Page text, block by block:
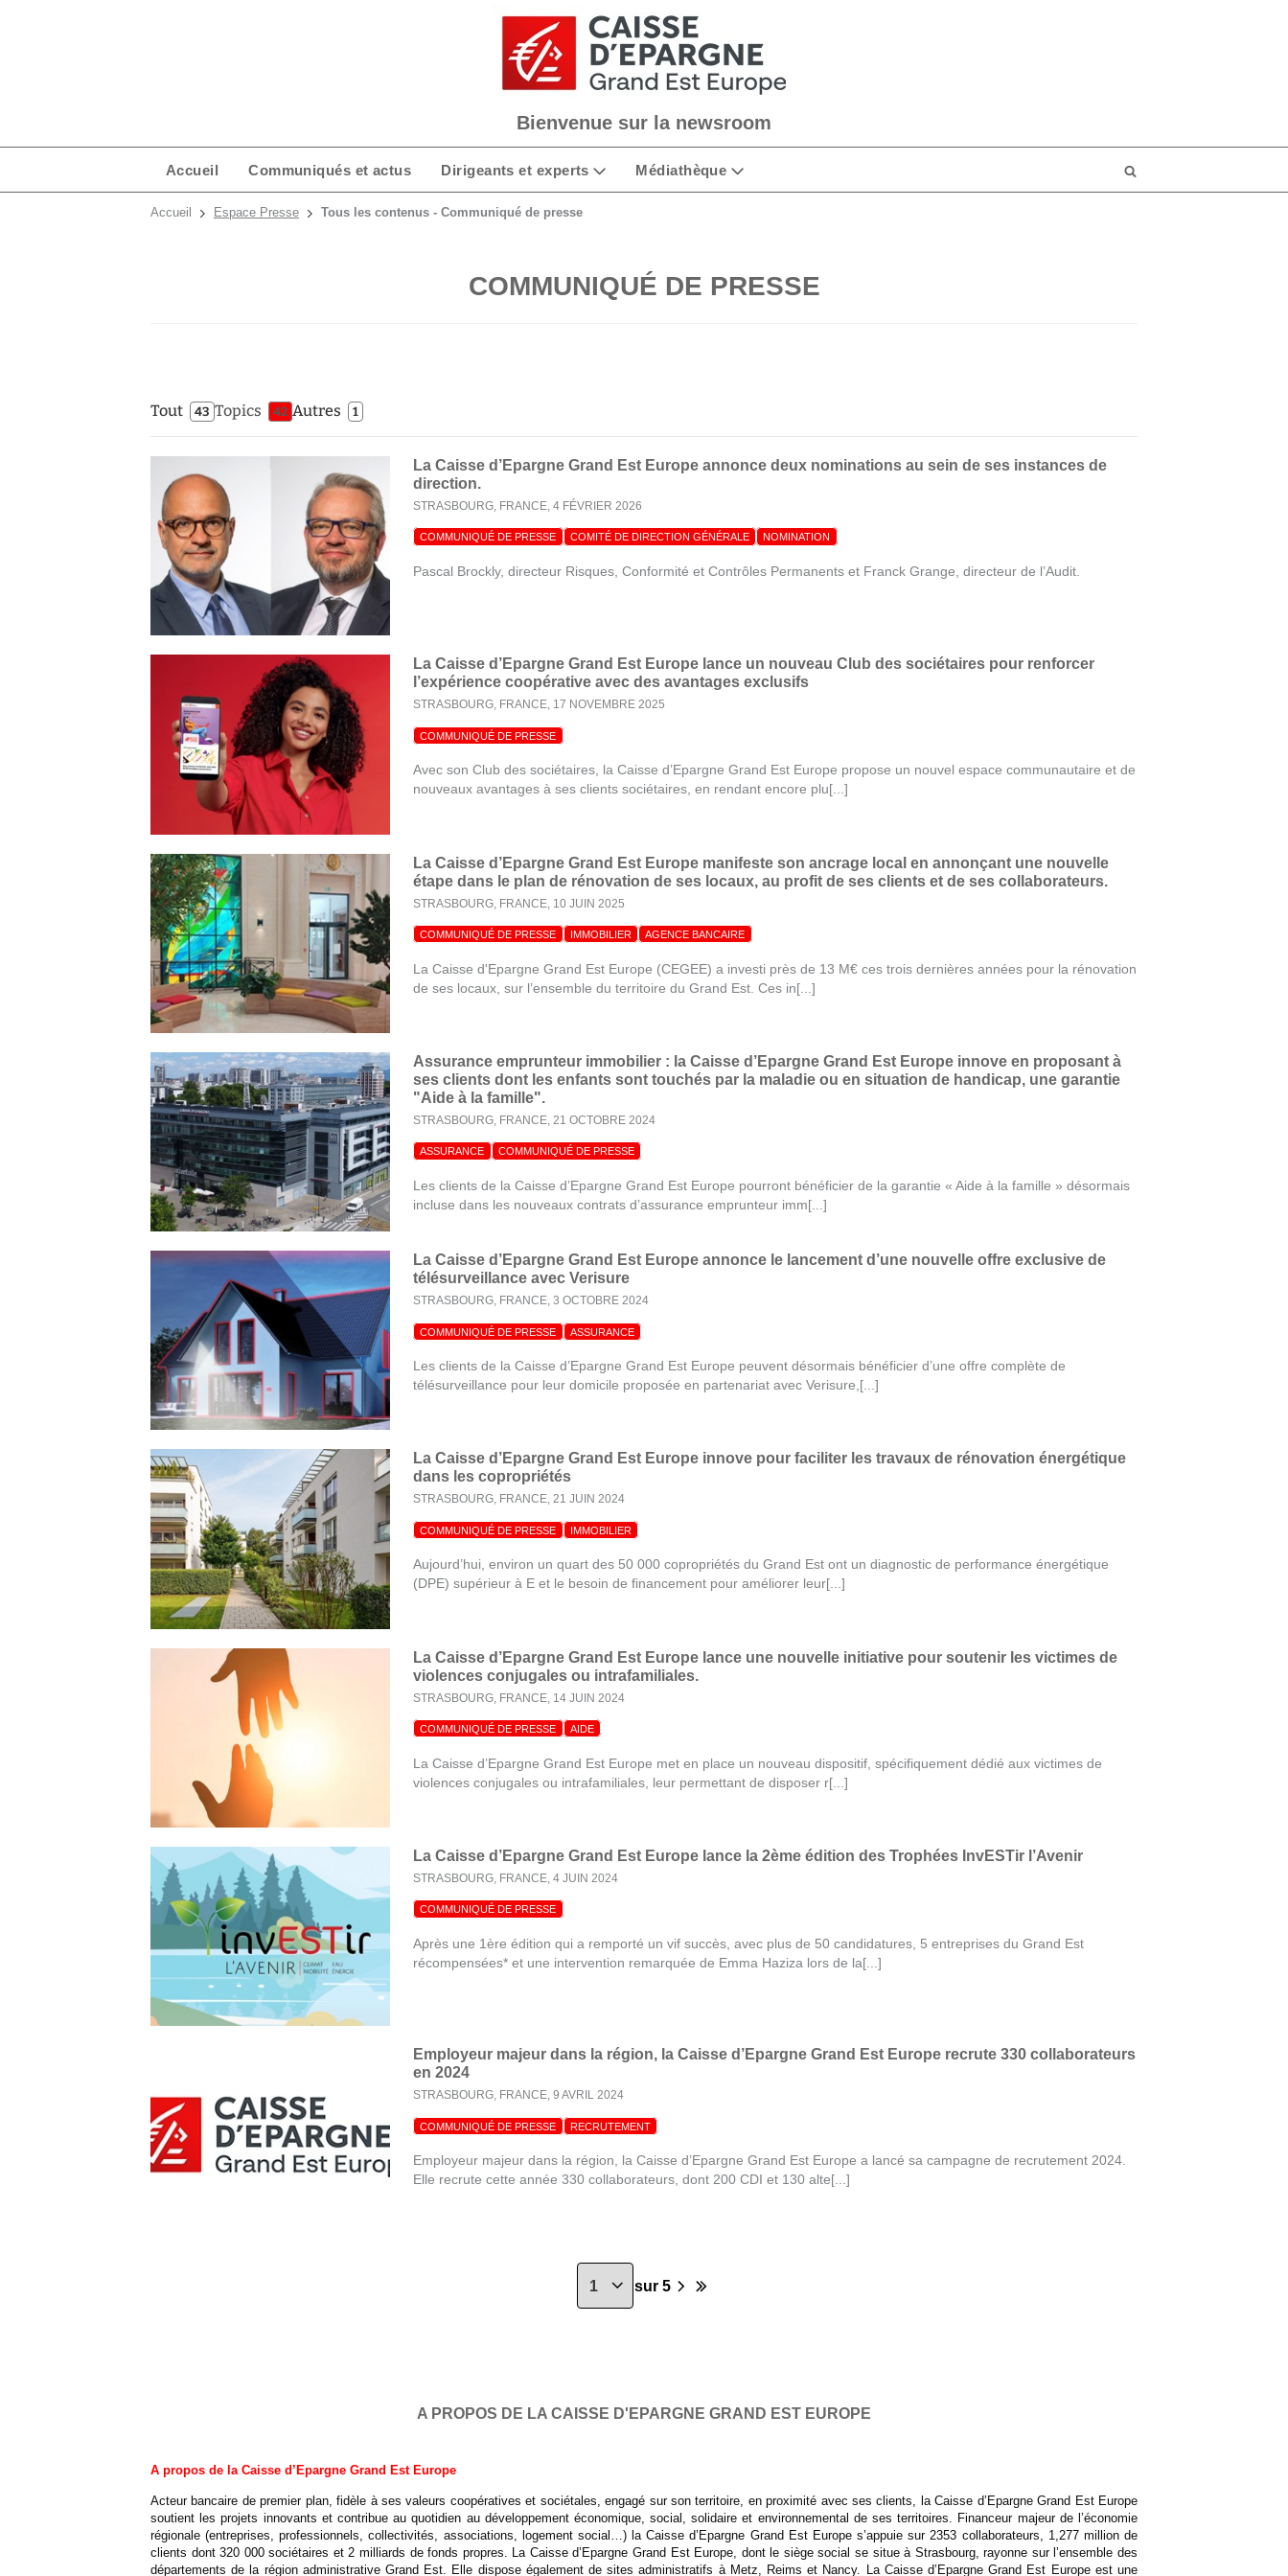
Bienvenue sur la newsroom
Accueil Communiqués et actus Dirigeants et experts Médiathèque
Accueil Espace Presse Tous les contenus - Communiqué de presse
COMMUNIQUÉ DE PRESSE
Tout 43 Topics 42 Autres 1
La Caisse d’Epargne Grand Est Europe annonce deux nominations au sein de ses instances de
direction.
STRASBOURG, FRANCE, 4 FÉVRIER 2026
COMMUNIQUÉ DE PRESSE COMITÉ DE DIRECTION GÉNÉRALE NOMINATION
Pascal Brockly, directeur Risques, Conformité et Contrôles Permanents et Franck Grange, directeur de l’Audit.
La Caisse d’Epargne Grand Est Europe lance un nouveau Club des sociétaires pour renforcer
l’expérience coopérative avec des avantages exclusifs
STRASBOURG, FRANCE, 17 NOVEMBRE 2025
COMMUNIQUÉ DE PRESSE
Avec son Club des sociétaires, la Caisse d’Epargne Grand Est Europe propose un nouvel espace communautaire et de
nouveaux avantages à ses clients sociétaires, en rendant encore plu[...]
La Caisse d’Epargne Grand Est Europe manifeste son ancrage local en annonçant une nouvelle
étape dans le plan de rénovation de ses locaux, au profit de ses clients et de ses collaborateurs.
STRASBOURG, FRANCE, 10 JUIN 2025
COMMUNIQUÉ DE PRESSE IMMOBILIER AGENCE BANCAIRE
La Caisse d'Epargne Grand Est Europe (CEGEE) a investi près de 13 M€ ces trois dernières années pour la rénovation
de ses locaux, sur l’ensemble du territoire du Grand Est. Ces in[...]
Assurance emprunteur immobilier : la Caisse d’Epargne Grand Est Europe innove en proposant à
ses clients dont les enfants sont touchés par la maladie ou en situation de handicap, une garantie
"Aide à la famille".
STRASBOURG, FRANCE, 21 OCTOBRE 2024
ASSURANCE COMMUNIQUÉ DE PRESSE
Les clients de la Caisse d’Epargne Grand Est Europe pourront bénéficier de la garantie « Aide à la famille » désormais
incluse dans les nouveaux contrats d’assurance emprunteur imm[...]
La Caisse d’Epargne Grand Est Europe annonce le lancement d’une nouvelle offre exclusive de
télésurveillance avec Verisure
STRASBOURG, FRANCE, 3 OCTOBRE 2024
COMMUNIQUÉ DE PRESSE ASSURANCE
Les clients de la Caisse d’Epargne Grand Est Europe peuvent désormais bénéficier d’une offre complète de
télésurveillance pour leur domicile proposée en partenariat avec Verisure,[...]
La Caisse d’Epargne Grand Est Europe innove pour faciliter les travaux de rénovation énergétique
dans les copropriétés
STRASBOURG, FRANCE, 21 JUIN 2024
COMMUNIQUÉ DE PRESSE IMMOBILIER
Aujourd’hui, environ un quart des 50 000 copropriétés du Grand Est ont un diagnostic de performance énergétique
(DPE) supérieur à E et le besoin de financement pour améliorer leur[...]
La Caisse d’Epargne Grand Est Europe lance une nouvelle initiative pour soutenir les victimes de
violences conjugales ou intrafamiliales.
STRASBOURG, FRANCE, 14 JUIN 2024
COMMUNIQUÉ DE PRESSE AIDE
La Caisse d’Epargne Grand Est Europe met en place un nouveau dispositif, spécifiquement dédié aux victimes de
violences conjugales ou intrafamiliales, leur permettant de disposer r[...]
La Caisse d’Epargne Grand Est Europe lance la 2ème édition des Trophées InvESTir l’Avenir
STRASBOURG, FRANCE, 4 JUIN 2024
COMMUNIQUÉ DE PRESSE
Après une 1ère édition qui a remporté un vif succès, avec plus de 50 candidatures, 5 entreprises du Grand Est
récompensées* et une intervention remarquée de Emma Haziza lors de la[...]
Employeur majeur dans la région, la Caisse d’Epargne Grand Est Europe recrute 330 collaborateurs
en 2024
STRASBOURG, FRANCE, 9 AVRIL 2024
COMMUNIQUÉ DE PRESSE RECRUTEMENT
Employeur majeur dans la région, la Caisse d’Epargne Grand Est Europe a lancé sa campagne de recrutement 2024.
Elle recrute cette année 330 collaborateurs, dont 200 CDI et 130 alte[...]
sur 5
A PROPOS DE LA CAISSE D'EPARGNE GRAND EST EUROPE
A propos de la Caisse d’Epargne Grand Est Europe
Acteur bancaire de premier plan, fidèle à ses valeurs coopératives et sociétales, engagé sur son territoire, en proximité avec ses clients, la Caisse d’Epargne Grand Est Europe
soutient les projets innovants et contribue au quotidien au développement économique, social, solidaire et environnemental de ses territoires. Financeur majeur de l’économie
régionale (entreprises, professionnels, collectivités, associations, logement social…) la Caisse d’Epargne Grand Est Europe s’appuie sur 2353 collaborateurs, 1,277 million de
clients dont 320 000 sociétaires et 2 milliards de fonds propres. La Caisse d’Epargne Grand Est Europe, dont le siège social se situe à Strasbourg, rayonne sur l’ensemble des
départements de la région administrative Grand Est. Elle dispose également de sites administratifs à Metz, Reims et Nancy. La Caisse d’Epargne Grand Est Europe est une